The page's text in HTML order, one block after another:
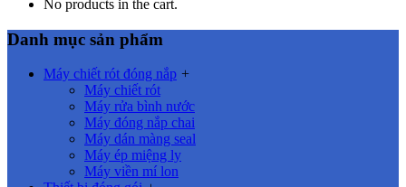
No products in the cart.
Danh mục sản phẩm
Máy chiết rót đóng nắp +
Máy chiết rót
Máy rửa bình nước
Máy đóng nắp chai
Máy dán màng seal
Máy ép miệng ly
Máy viền mí lon